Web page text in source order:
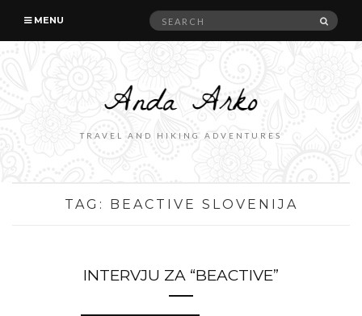
MENU
Search
TRAVEL AND HIKING ADVENTURES
TAG: BEACTIVE SLOVENIJA
INTERVJU ZA “BEACTIVE”